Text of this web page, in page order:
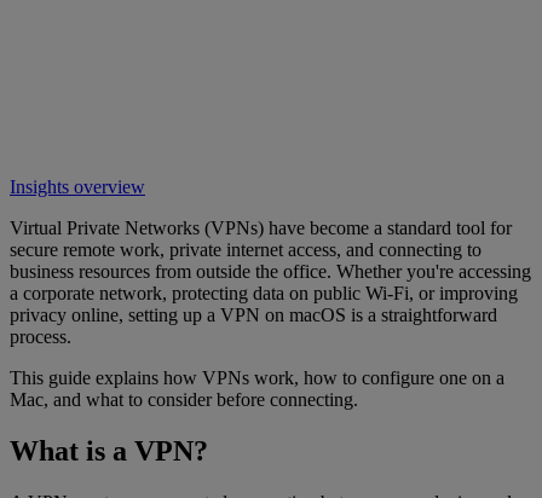
Insights overview
Virtual Private Networks (VPNs) have become a standard tool for
secure remote work, private internet access, and connecting to
business resources from outside the office. Whether you're accessing
a corporate network, protecting data on public Wi-Fi, or improving
privacy online, setting up a VPN on macOS is a straightforward
process.
This guide explains how VPNs work, how to configure one on a
Mac, and what to consider before connecting.
What is a VPN?